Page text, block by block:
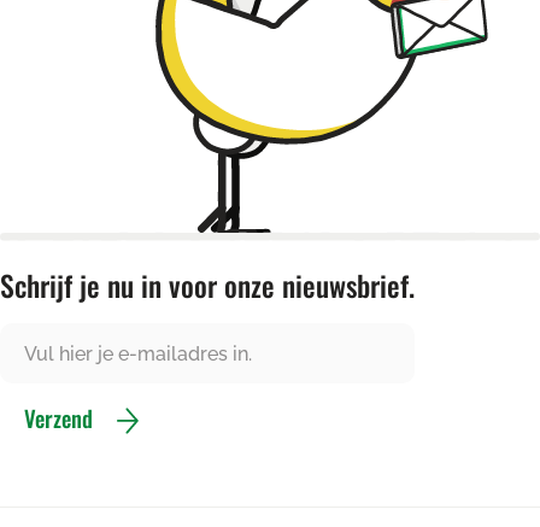
Schrijf je nu in voor onze nieuwsbrief.
Verzend